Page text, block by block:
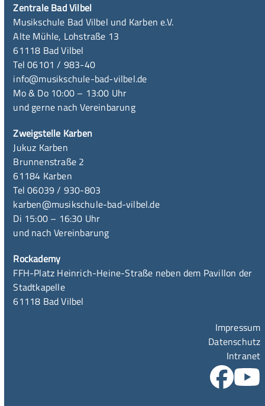
Zentrale Bad Vilbel
Musikschule Bad Vilbel und Karben e.V.
Alte Mühle, Lohstraße 13
61118 Bad Vilbel
Tel 06101 / 983-40
info@musikschule-bad-vilbel.de
Mo & Do 10:00 – 13:00 Uhr
und gerne nach Vereinbarung
Zweigstelle Karben
Jukuz Karben
Brunnenstraße 2
61184 Karben
Tel 06039 / 930-803
karben@musikschule-bad-vilbel.de
Di 15:00 – 16:30 Uhr
und nach Vereinbarung
Rockademy
FFH-Platz Heinrich-Heine-Straße neben dem Pavillon der
Stadtkapelle
61118 Bad Vilbel
Impressum
Datenschutz
Intranet